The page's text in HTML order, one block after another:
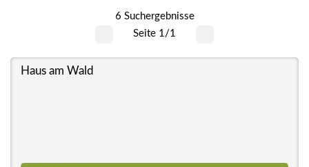
6 Suchergebnisse
Seite 1/1
Haus am Wald